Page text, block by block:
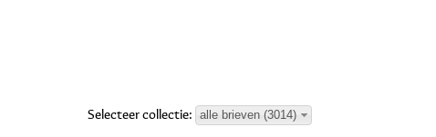
Selecteer collectie: alle brieven (3014)